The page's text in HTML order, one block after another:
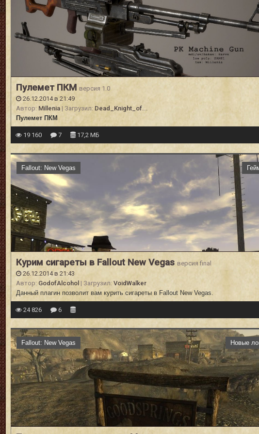
Пулемет ПКМ версия 1.0
26.12.2014 в 21:49
Автор: Millenia | Загрузил: Dead_Knight_of...
Пулемет ПКМ
19 160 7 17,2 МБ
Fallout: New Vegas
Курим сигареты в Fallout New Vegas версия final
26.12.2014 в 21:43
Автор: GodofAlcohol | Загрузил: VoidWalker
Данный плагин позволит вам курить сигареты в Fallout New Vegas.
24 826 6
Fallout: New Vegas Новые